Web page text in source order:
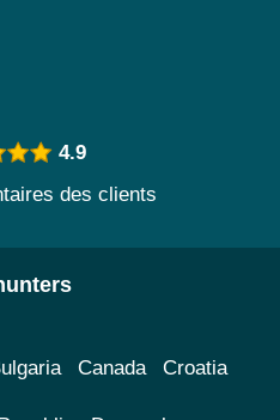
4.9
des clients
Canada Croatia